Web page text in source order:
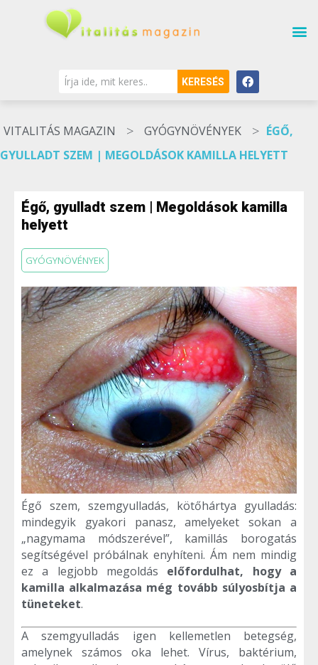
KERESÉS
VITALITÁS MAGAZIN > GYÓGYNÖVÉNYEK > ÉGŐ,
GYULLADT SZEM | MEGOLDÁSOK KAMILLA HELYETT
Égő, gyulladt szem | Megoldások kamilla
helyett
GYÓGYNÖVÉNYEK
Égő szem, szemgyulladás, kötőhártya gyulladás:
mindegyik gyakori panasz, amelyeket sokan a
„nagymama módszerével”, kamillás borogatás
segítségével próbálnak enyhíteni. Ám nem mindig
ez a legjobb megoldás előfordulhat, hogy a
kamilla alkalmazása még tovább súlyosbítja a
tüneteket.
A szemgyulladás igen kellemetlen betegség,
amelynek számos oka lehet. Vírus, baktérium,